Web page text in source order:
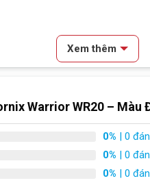
Xem thêm
Warrior WR20 – Màu
0% | 0
0% | 0
0% | 0